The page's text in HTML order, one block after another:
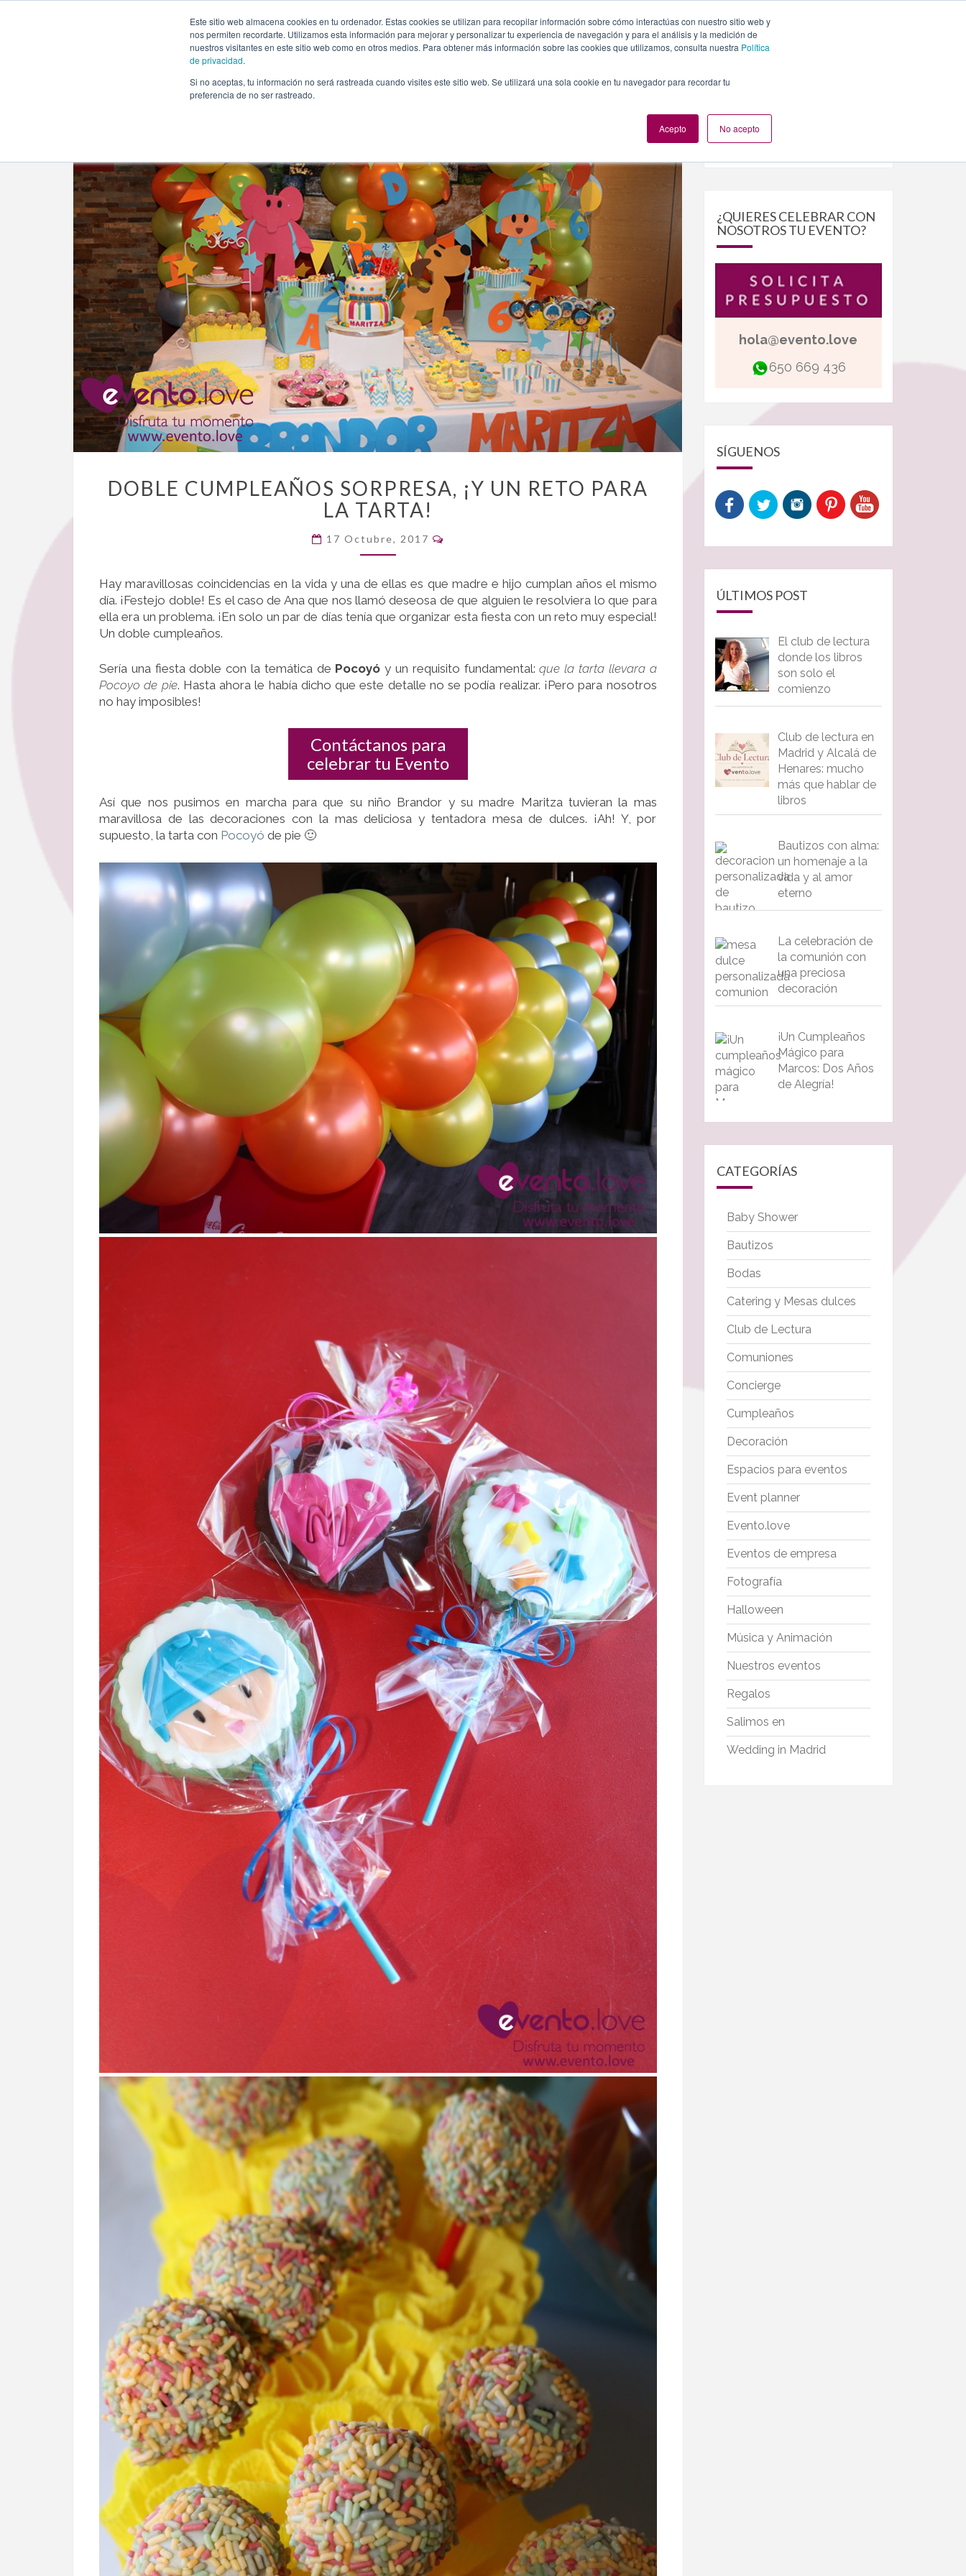
Este sitio web almacena cookies en tu ordenador. Estas cookies se utilizan para recopilar información sobre cómo interactúas con nuestro sitio web y
nos permiten recordarte. Utilizamos esta información para mejorar y personalizar tu experiencia de navegación y para el análisis y la medición de
nuestros visitantes en este sitio web como en otros medios. Para obtener más información sobre las cookies que utilizamos, consulta nuestra Política
de privacidad.
Si no aceptas, tu información no será rastreada cuando visites este sitio web. Se utilizará una sola cookie en tu navegador para recordar tu
preferencia de no ser rastreado.
Acepto No acepto
INICIO QUIÉNES SOMOS TE OFRECEMOS PLANES NUESTROS EVENTOS
Nuestros eventos»Doble cumpleaños sorpresa, ¡y un reto para la tarta!
CUMPLEAÑOS
SORPRESA,
UN
PARA
LA
TARTA!
DOBLE CUMPLEAÑOS SORPRESA, ¡Y UN RETO PARA
LA TARTA!
17 Octubre, 2017
Hay maravillosas coincidencias en la vida y una de ellas es que madre e hijo cumplan años el mismo
día. ¡Festejo doble! Es el caso de Ana que nos llamó deseosa de que alguien le resolviera lo que para
ella era un problema. ¡En solo un par de días tenía que organizar esta fiesta con un reto muy especial!
Un doble cumpleaños.
Sería una fiesta doble con la temática de Pocoyó y un requisito fundamental:que la tarta llevara a
Pocoyo de pie. Hasta ahora le había dicho que este detalle no se podía realizar. ¡Pero para nosotros
no hay imposibles!
Contáctanos para
celebrar tu Evento
Así que nos pusimos en marcha para que su niño Brandor y su madre Maritza tuvieran la mas
maravillosa de las decoraciones con la mas deliciosa y tentadora mesa de dulces. ¡Ah! Y, por
supuesto, la tarta con Pocoyó de pie 🙂
Buscar
¿QUIERES CELEBRAR CON
NOSOTROS TU EVENTO?
hola@evento.love
650 669 436
SÍGUENOS
ÚLTIMOS POST
El club de lectura
donde los libros
son solo el
comienzo
Club de lectura en
Madrid y Alcalá de
Henares: mucho
más que hablar de
libros
Bautizos con alma:
un homenaje a la
vida y al amor
eterno
La celebración de
la comunión con
una preciosa
decoración
¡Un Cumpleaños
Mágico para
Marcos: Dos Años
de Alegría!
CATEGORÍAS
Baby Shower
Bautizos
Bodas
Catering y Mesas dulces
Club de Lectura
Comuniones
Concierge
Cumpleaños
Decoración
Espacios para eventos
Event planner
Evento.love
Eventos de empresa
Fotografía
Halloween
Música y Animación
Nuestros eventos
Regalos
Salimos en
Wedding in Madrid